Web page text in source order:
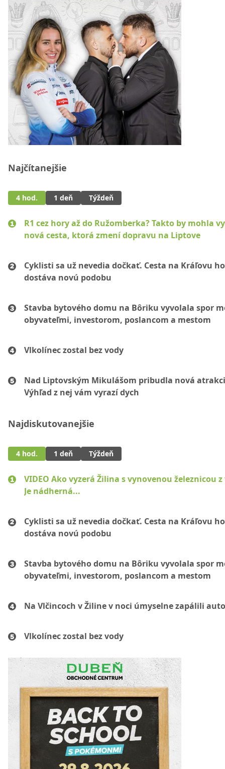
Najčítanejšie
4 hod. 1 deň Týždeň
R1 cez hory až do Ružomberka? Takto by mohla
nová cesta, ktorá zmení dopravu na Liptove
Cyklisti sa už nevedia dočkať. Cesta na Kráľovu
dostáva novú podobu
Stavba bytového domu na Bôriku vyvolala spor
obyvateľmi, investorom, poslancom a mestom
Vlkolínec zostal bez vody
Nad Liptovským Mikulášom pribudla nová
Výhľad z nej vám vyrazí dych
Najdiskutovanejšie
4 hod. 1 deň Týždeň
VIDEO Ako vyzerá Žilina s vynovenou železnicou z
Je nádherná...
Cyklisti sa už nevedia dočkať. Cesta na Kráľovu
dostáva novú podobu
Stavba bytového domu na Bôriku vyvolala spor
obyvateľmi, investorom, poslancom a mestom
Na Vlčincoch v Žiline v noci úmyselne zapálili auto
Vlkolínec zostal bez vody